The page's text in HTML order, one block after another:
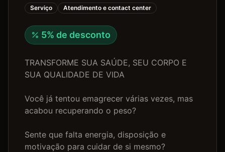
Serviço Atendimento e contact center
5% de desconto
TRANSFORME SUA SAÚDE, SEU CORPO E
SUA QUALIDADE DE VIDA
Você já tentou emagrecer várias vezes, mas
acabou recuperando o peso?
Sente que falta energia, disposição e
motivação para cuidar de si mesmo?